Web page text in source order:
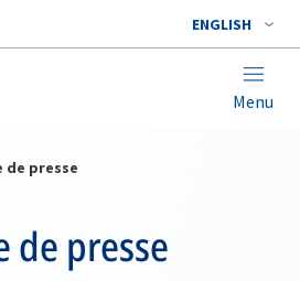
ENGLISH
Menu
de presse
de presse